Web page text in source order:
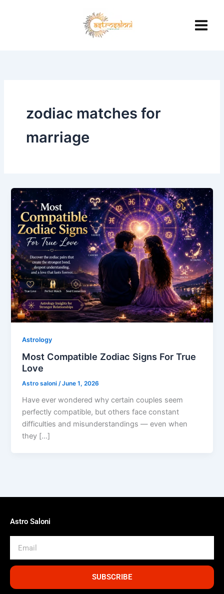
zodiac matches for
marriage
Astrology
Most Compatible Zodiac Signs For True
Love
Astro saloni/June 1, 2026
Have ever wondered why certain couples seem
perfectly compatible, but others face constant
difficulties and misunderstandings — even when
they […]
Astro Saloni
SUBSCRIBE